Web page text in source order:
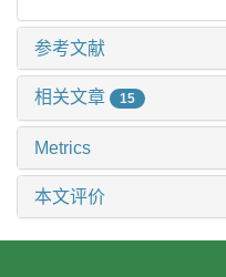
参考文献
相关文章 15
Metrics
本文评价